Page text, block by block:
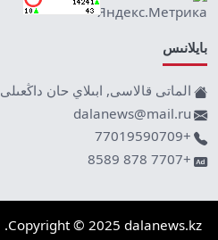
بايلانىس
الماتى قالاسى, ابىلاي حان داڭعىلى 79, 125 وفيس.
dalanews@mail.ru
+77019590709
+7707 878 8589
Copyright © 2025 dalanews.kz. سايتتى جاساعان